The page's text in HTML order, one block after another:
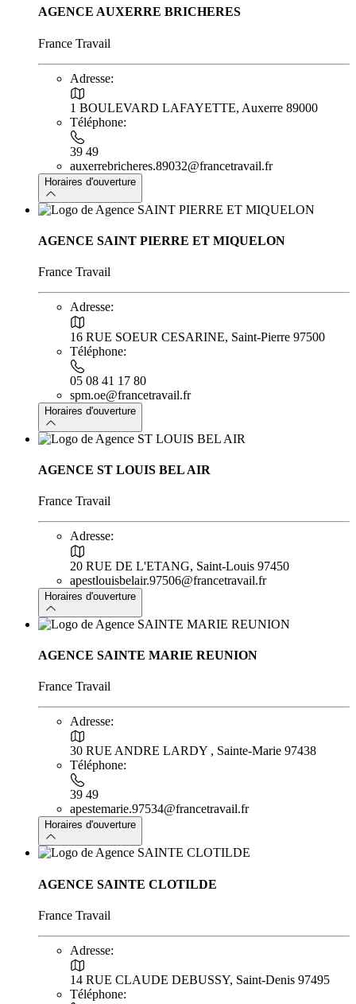
AGENCE AUXERRE BRICHERES
France Travail
Adresse:
1 BOULEVARD LAFAYETTE, Auxerre 89000
Téléphone:
39 49
auxerrebricheres.89032@francetravail.fr
Horaires d'ouverture
AGENCE SAINT PIERRE ET MIQUELON
France Travail
Adresse:
16 RUE SOEUR CESARINE, Saint-Pierre 97500
Téléphone:
05 08 41 17 80
spm.oe@francetravail.fr
Horaires d'ouverture
AGENCE ST LOUIS BEL AIR
France Travail
Adresse:
20 RUE DE L'ETANG, Saint-Louis 97450
apestlouisbelair.97506@francetravail.fr
Horaires d'ouverture
AGENCE SAINTE MARIE REUNION
France Travail
Adresse:
30 RUE ANDRE LARDY , Sainte-Marie 97438
Téléphone:
39 49
apestemarie.97534@francetravail.fr
Horaires d'ouverture
AGENCE SAINTE CLOTILDE
France Travail
Adresse:
14 RUE CLAUDE DEBUSSY, Saint-Denis 97495
Téléphone: